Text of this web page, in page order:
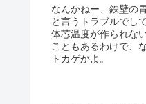
なんかねー、鉄壁の
と言うトラブルでし
体芯温度が作られな
こともあるわけで、
トカゲかよ。